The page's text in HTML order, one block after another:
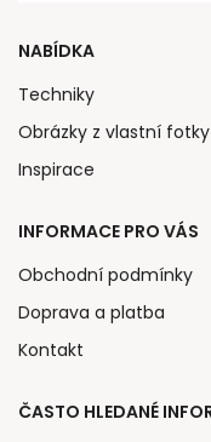
NABÍDKA
Techniky
Obrázky z vlastní fotky
Inspirace
INFORMACE PRO VÁS
Obchodní podmínky
Doprava a platba
Kontakt
ČASTO HLEDANÉ